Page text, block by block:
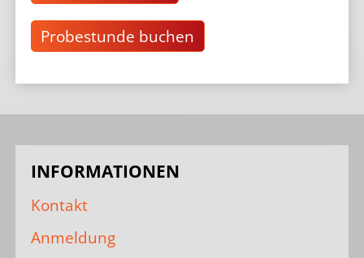
Probestunde buchen
INFORMATIONEN
Kontakt
Anmeldung